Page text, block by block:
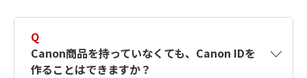
Q
Canon商品を持っていなくても、Canon IDを
作ることはできますか？